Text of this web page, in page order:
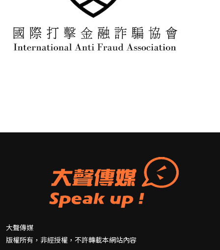
大聲傳媒
版權所有，非經授權，不許轉載本網站內容